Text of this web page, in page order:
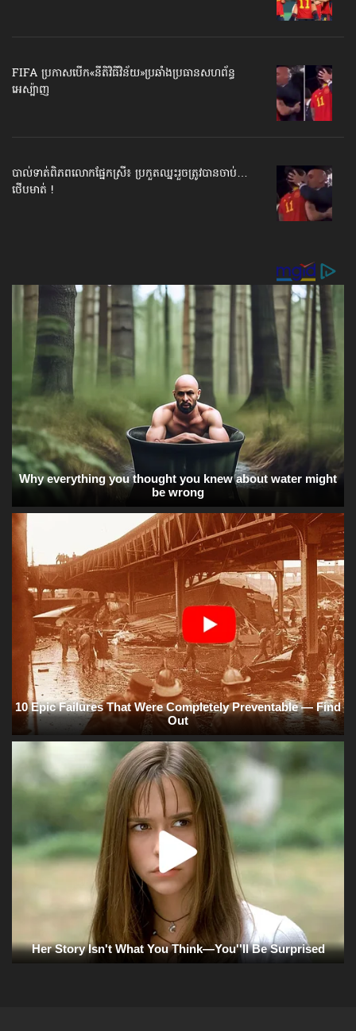
FIFA ប្រកាសបើក​«នីតិវិធីវិន័យ»​ប្រឆាំងប្រធានសហព័ន្ធ​
អេស្ប៉ាញ
បាល់ទាត់​ពិភពលោក​ផ្នែកស្រី៖ ប្រកួតឈ្នះរួច​ត្រូវបានចាប់…
ថើបមាត់ !